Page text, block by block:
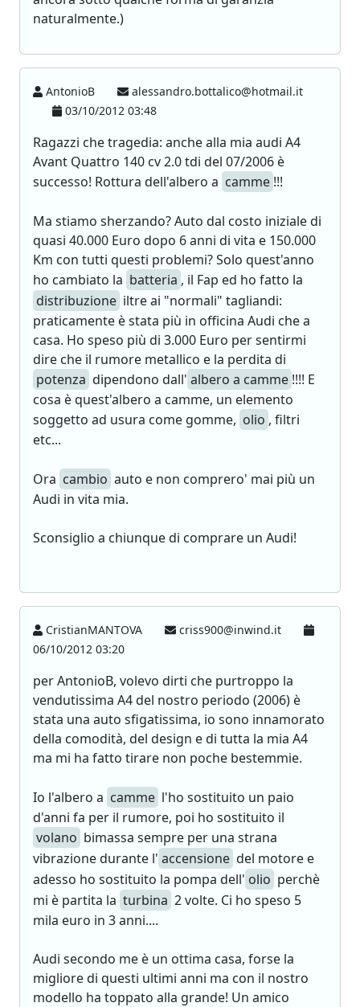
naturalmente.)
AntonioB
alessandro.bottalico@hotmail.it
03/10/2012 03:48
Ragazzi che tragedia: anche alla mia audi A4
Avant Quattro 140 cv 2.0 tdi del 07/2006 è
successo! Rottura dell'albero a camme !!!
Ma stiamo sherzando? Auto dal costo iniziale di
quasi 40.000 Euro dopo 6 anni di vita e 150.000
Km con tutti questi problemi? Solo quest'anno
ho cambiato la batteria , il Fap ed ho fatto la
distribuzione iltre ai "normali" tagliandi:
praticamente è stata più in officina Audi che a
casa. Ho speso più di 3.000 Euro per sentirmi
dire che il rumore metallico e la perdita di
potenza dipendono dall' albero a camme !!!! E
cosa è quest'albero a camme, un elemento
soggetto ad usura come gomme, olio , filtri
etc...
Ora cambio auto e non comprero' mai più un
Audi in vita mia.
Sconsiglio a chiunque di comprare un Audi!
CristianMANTOVA
criss900@inwind.it
06/10/2012 03:20
per AntonioB, volevo dirti che purtroppo la
vendutissima A4 del nostro periodo (2006) è
stata una auto sfigatissima, io sono innamorato
della comodità, del design e di tutta la mia A4
ma mi ha fatto tirare non poche bestemmie.
Io l'albero a camme l'ho sostituito un paio
d'anni fa per il rumore, poi ho sostituito il
volano bimassa sempre per una strana
vibrazione durante l' accensione del motore e
adesso ho sostituito la pompa dell' olio perchè
mi è partita la turbina 2 volte. Ci ho speso 5
mila euro in 3 anni....
Audi secondo me è un ottima casa, forse la
migliore di questi ultimi anni ma con il nostro
modello ha toppato alla grande! Un amico